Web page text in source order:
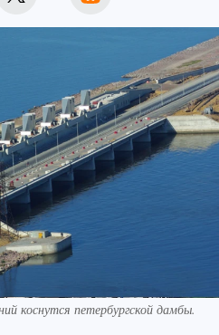
коснутся петербургской дамбы.